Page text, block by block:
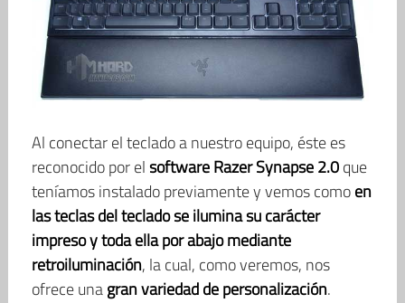
Al conectar el teclado a nuestro equipo, éste es
reconocido por elsoftware Razer Synapse 2.0que
teníamos instalado previamente y vemos comoen
las teclas del teclado se ilumina su carácter
impreso y toda ella por abajo mediante
retroiluminación, la cual, como veremos, nos
ofrece unagran variedad de personalización.